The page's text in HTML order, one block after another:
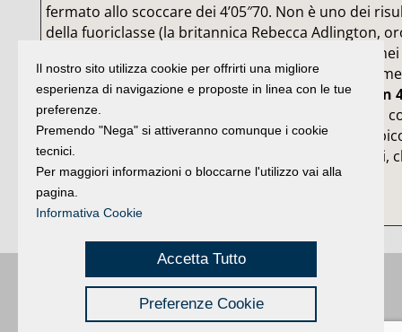
fermato allo scoccare dei 4’05″70. Non è uno dei
della fuoriclasse (la britannica Rebecca Adlington,
carica sulla stessa distanza, ha realizzato 4’02″35
Trials di Londra) che ai microfoni di Raisport ha
mancanza di avversarie:è molto più facile fare un
qualcuno al fianco che ti dà il passo
che da sola,
siamo a buon punto: riuscire durante l’anno
basso è un’ottima cosa”. Dietro di lei Alessia Filippi,
vasca dopo un biennio di stop.
Buongiorno:Riminié una testata registrata presso il Tribunale di Rimini
registrazione n. 2 /28/02/2012| © 2024 buongiornoRimini
Privacy | Credits
Il nostro sito utilizza cookie per offrirti una migliore
esperienza di navigazione e proposte in linea con le tue
preferenze.
Premendo "Nega" si attiveranno comunque i cookie
tecnici.
Per maggiori informazioni o bloccarne l'utilizzo vai alla
pagina.
Informativa Cookie
Accetta Tutto
Preferenze Cookie